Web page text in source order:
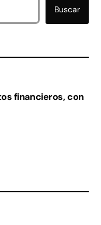
Buscar
financieros, con